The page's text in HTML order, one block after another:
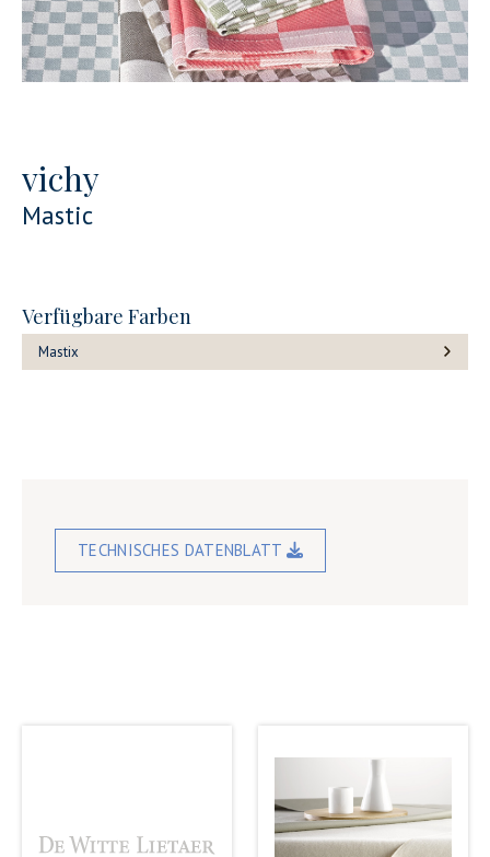
vichy
Mastic
Verfügbare Farben
Mastix
TECHNISCHES DATENBLATT